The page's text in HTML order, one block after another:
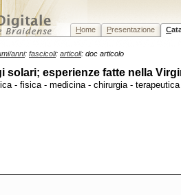
Home Presentazione C
anni: fascicoli: articoli: doc articolo
solari; esperienze fatte nella
- fisica - medicina - chirurgia -